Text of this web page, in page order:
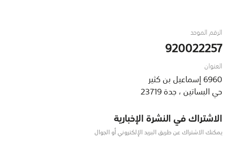
الرقم الموحد
920022257
العنوان
6960 إسماعيل بن كثير
حي البساتين ، جدة 23719
الاشتراك في النشرة الإخبارية
يمكنك الاشتراك عن طريق البريد الإلكتروني أو الجوال